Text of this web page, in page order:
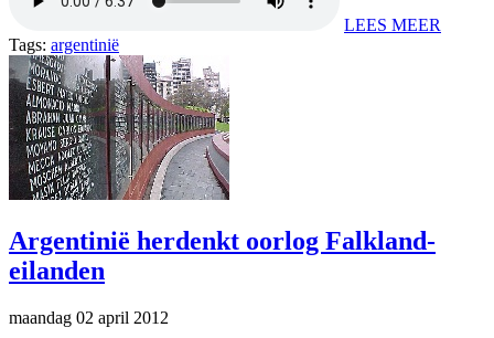
LEES MEER
Tags: argentinië
Argentinië herdenkt oorlog Falkland-
eilanden
maandag 02 april 2012